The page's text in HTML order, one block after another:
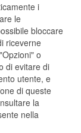
i
le
bloccare
riceverne
o
di evitare di
utente, e
di queste
la
nella